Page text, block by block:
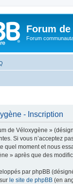
Forum
Forum
- Inscription
de Véloxygène »
Si vous n’acceptez
quel moment et nous
» après que des
par phpBB
le site de phpBB (en